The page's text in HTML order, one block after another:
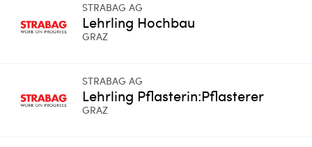
STRABAG AG
Lehrling Hochbau
GRAZ
STRABAG AG
Lehrling Pflasterin:Pflasterer
GRAZ